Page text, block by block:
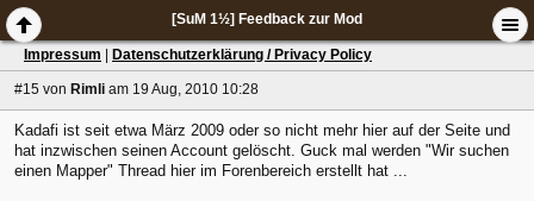
[SuM 1½] Feedback zur Mod
Impressum Datenschutzerklärung / Privacy Policy
#15 von Rimli am 19 Aug, 2010 10:28
Kadafi ist seit etwa März 2009 oder so nicht mehr hier auf der Seite und
hat inzwischen seinen Account gelöscht. Guck mal werden "Wir suchen
einen Mapper" Thread hier im Forenbereich erstellt hat ...